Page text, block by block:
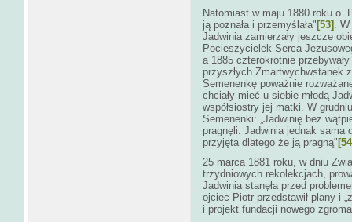
Natomiast w maju 1880 roku o.
ją poznała i przemyślała" [53] .
Jadwinia zamierzały jeszcze
Pocieszycielek Serca
a 1885 czterokrotnie
przyszłych Zmartwychwstanek
Semenenkę poważnie
chciały mieć u siebie młodą
współsiostry jej matki. W
Semenenki: „Jadwinię bez
pragnęli. Jadwinia jednak sama
przyjęta dlatego że ją pragną"
25 marca 1881 roku, w dniu
trzydniowych rekolekcjach,
Jadwinia stanęła przed
ojciec Piotr przedstawił plany i
i projekt fundacji nowego